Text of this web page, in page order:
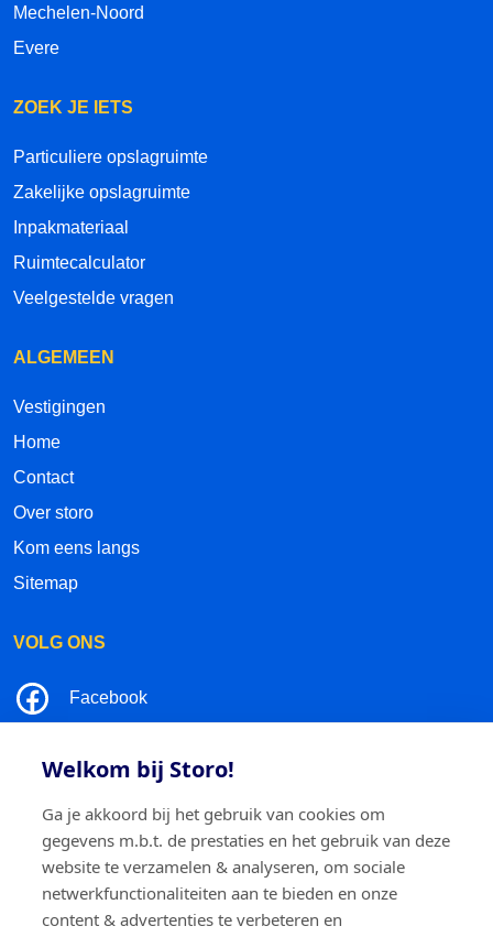
Welkom bij Storo!
Ga je akkoord bij het gebruik van cookies om
gegevens m.b.t. de prestaties en het gebruik van deze
website te verzamelen & analyseren, om sociale
netwerkfunctionaliteiten aan te bieden en onze
content & advertenties te verbeteren en
Mechelen-Noord
Evere
ZOEK JE IETS
Particuliere opslagruimte
Zakelijke opslagruimte
Inpakmateriaal
Ruimtecalculator
Veelgestelde vragen
ALGEMEEN
Vestigingen
Home
Contact
Over storo
Kom eens langs
Sitemap
VOLG ONS
Facebook
TikTok